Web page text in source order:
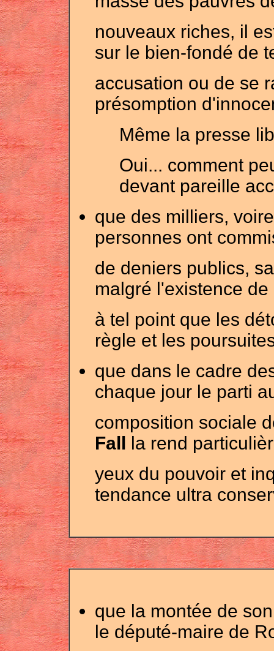
nouveaux riches, il
sur le bien-fondé de
accusation ou de se
présomption
Même la presse
Oui... comment
devant pareille
que des milliers,
personnes ont
de deniers publics,
malgré l'existence
à tel point que les
règle et les
que dans le cadre
chaque jour le parti
composition sociale
Fall la rend
yeux du pouvoir et
tendance ultra
que la montée de
le député-maire de